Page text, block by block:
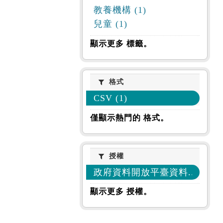
教養機構 (1)
兒童 (1)
顯示更多 標籤。
格式格式
CSV (1)
僅顯示熱門的 格式。
授權授權
政府資料開放平臺資料... (1)
顯示更多 授權。